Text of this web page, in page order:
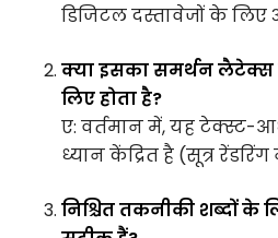
डिजिटल दस्तावेजों के
क्या इसका समर्थन लैटेक्स
लिए होता है?
ए: वर्तमान में, यह टेक्स्ट-
ध्यान केंद्रित है (सूत्र रेंडरिंग
निश्चित तकनीकी शब्दों के